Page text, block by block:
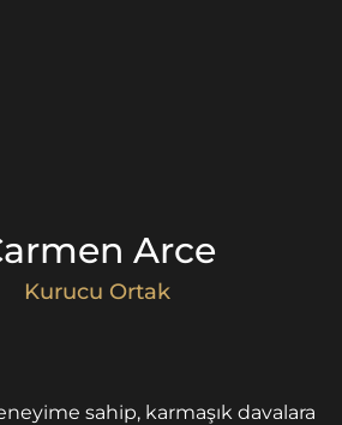
Arce
Kurucu Ortak
sahip, karmaşık davalara